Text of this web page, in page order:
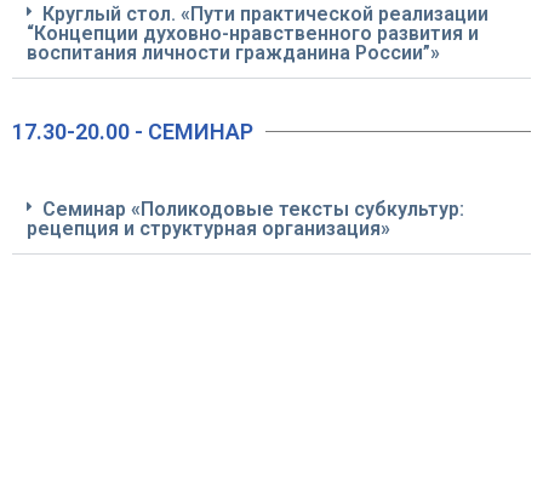
Круглый стол. «Пути практической реализации
“Концепции духовно-нравственного развития и
воспитания личности гражданина России”»
17.30-20.00 - СЕМИНАР
Семинар «Поликодовые тексты субкультур:
рецепция и структурная организация»